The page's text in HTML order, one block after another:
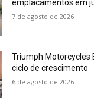
emplacamentos em
7 de agosto de 2026
Triumph Motorcycles
ciclo de crescimento
6 de agosto de 2026